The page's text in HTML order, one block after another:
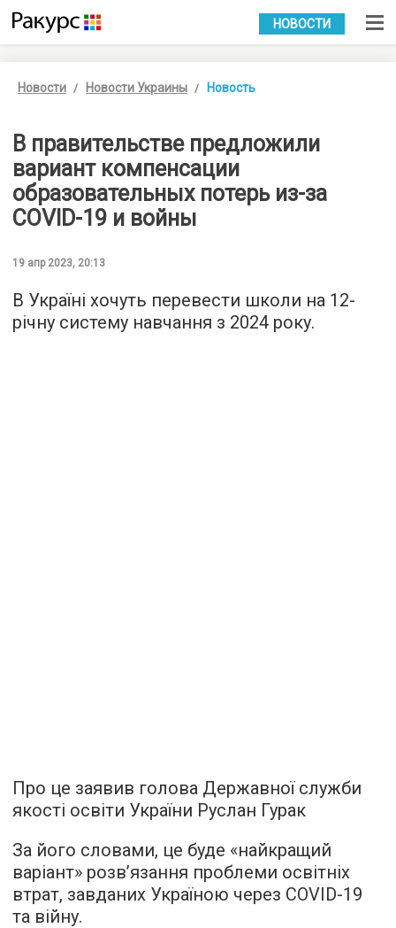
УКР РУС
НОВОСТИ
Новости Новости Украины Новость
В правительстве предложили
вариант компенсации
образовательных потерь из-за
COVID-19 и войны
19 апр 2023, 20:13
В Україні хочуть перевести школи на 12-
річну систему навчання з 2024 року.
Про це заявив голова Державної служби
якості освіти України Руслан Гурак
За його словами, це буде «найкращий
варіант» розв’язання проблеми освітніх
втрат, завданих Україною через COVID-19
та війну.